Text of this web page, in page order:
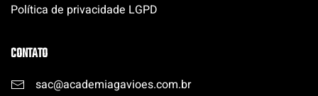
Política de privacidade LGPD
CONTATO
sac@academiagavioes.com.br